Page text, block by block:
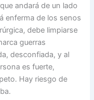
andará de un lado
enferma de los senos
debe limpiarse
guerras
desconfiada, y al
es fuerte,
Hay riesgo de